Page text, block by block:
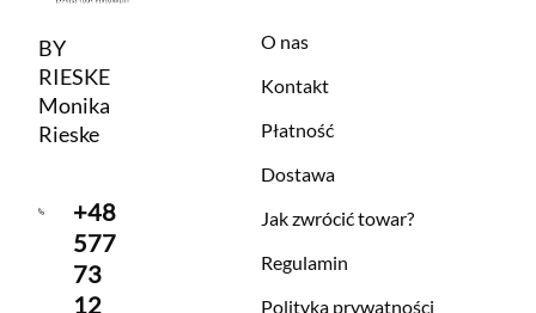
BY
RIESKE
Monika
Rieske
+48
577
73
12
O nas
Kontakt
Płatność
Dostawa
Jak zwrócić towar?
Regulamin
Polityka prywatności